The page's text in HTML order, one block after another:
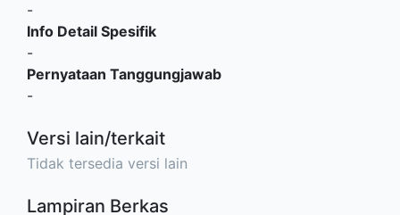
-
Info Detail Spesifik
-
Pernyataan Tanggungjawab
-
Versi lain/terkait
Tidak tersedia versi lain
Lampiran Berkas